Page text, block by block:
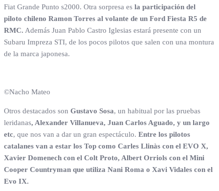
Fiat Grande Punto s2000. Otra sorpresa es la participación del
piloto chileno Ramon Torres al volante de un Ford Fiesta R5 de
RMC. Además Juan Pablo Castro Iglesias estará presente con un
Subaru Impreza STI, de los pocos pilotos que salen con una montura
de la marca japonesa.
©Nacho Mateo
Otros destacados son Gustavo Sosa, un habitual por las pruebas
leridanas, Alexander Villanueva, Juan Carlos Aguado, y un largo
etc, que nos van a dar un gran espectáculo. Entre los pilotos
catalanes van a estar los Top como Carles Llinàs con el EVO X,
Xavier Domenech con el Colt Proto, Albert Orriols con el Mini
Cooper Countryman que utiliza Nani Roma o Xavi Vidales con el
Evo IX.